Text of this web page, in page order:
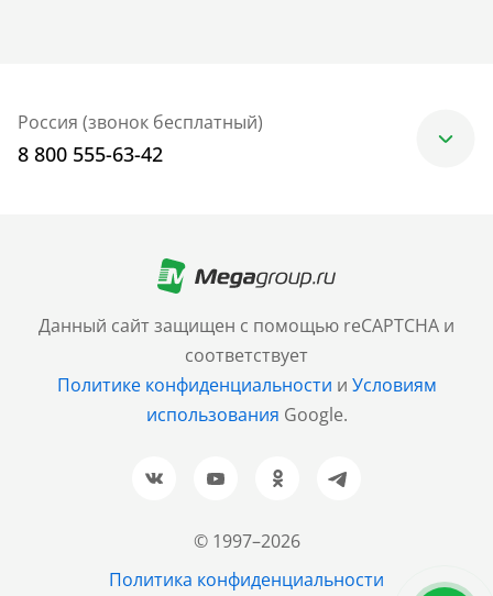
© 1997–2026
Политика конфиденциальности
Данный сайт защищен с помощью reCAPTCHA и
соответствует
Политике конфиденциальности и Условиям
использования Google.
Россия (звонок бесплатный)
8 800 555-63-42
+7 (499) 705-30-10
Санкт-Петербург
+7 (812) 600-77-33
Барнаул
+7 (961) 999-93-93
Новосибирск